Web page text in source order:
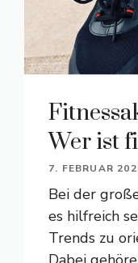
Wer ist
7. FEBRUAR
Bei der
es hilfreich
Trends zu